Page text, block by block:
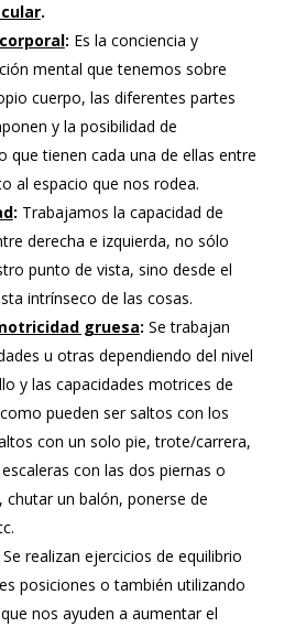
.
: Es la conciencia y
mental que tenemos sobre
cuerpo, las diferentes partes
y la posibilidad de
que tienen cada una de ellas entre
al espacio que nos rodea.
: Trabajamos la capacidad de
derecha e izquierda, no sólo
punto de vista, sino desde el
intrínseco de las cosas.
gruesa: Se trabajan
u otras dependiendo del nivel
y las capacidades motrices de
pueden ser saltos con los
con un solo pie, trote/carrera,
con las dos piernas o
chutar un balón, ponerse de
Se realizan ejercicios de equilibrio
posiciones o también utilizando
nos ayuden a aumentar el